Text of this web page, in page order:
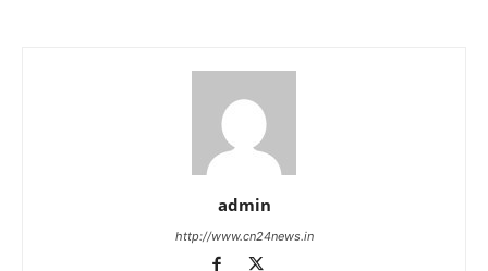
admin
http://www.cn24news.in